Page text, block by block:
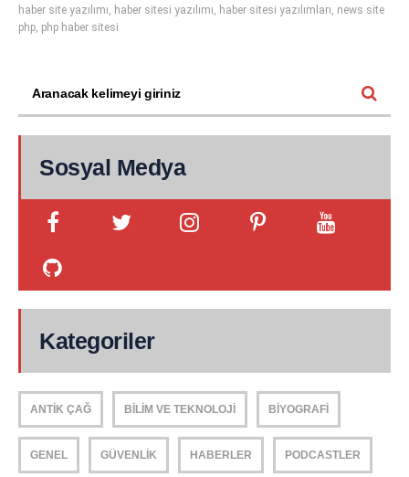
haber site yazılımı, haber sitesi yazılımı, haber sitesi yazılımları, news site
php, php haber sitesi
Sosyal Medya
Kategoriler
ANTIK ÇAĞ BILIM VE TEKNOLOJI BIYOGRAFI
GENEL GÜVENLIK HABERLER PODCASTLER